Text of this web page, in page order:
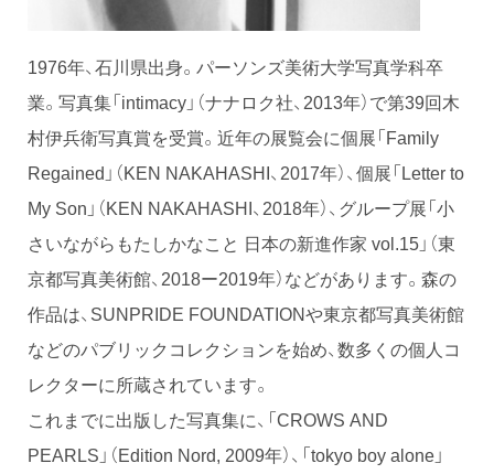
1976年、石川県出身。パーソンズ美術大学写真学科卒
業。写真集「intimacy」（ナナロク社、2013年）で第39回木
村伊兵衛写真賞を受賞。近年の展覧会に個展「Family
Regained」（KEN NAKAHASHI、2017年）、個展「Letter to
My Son」（KEN NAKAHASHI、2018年）、グループ展「小
さいながらもたしかなこと 日本の新進作家 vol.15」（東
京都写真美術館、2018ー2019年）などがあります。森の
作品は、SUNPRIDE FOUNDATIONや東京都写真美術館
などのパブリックコレクションを始め、数多くの個人コ
レクターに所蔵されています。
これまでに出版した写真集に、「CROWS AND
PEARLS」（Edition Nord, 2009年）、「tokyo boy alone」